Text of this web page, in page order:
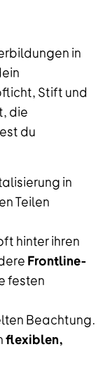
in
Stift und
die
du
in
Teilen
hinter ihren
Frontline-
festen
Beachtung.
flexiblen,